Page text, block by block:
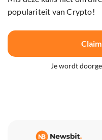
populariteit van Crypto!
Je wordt